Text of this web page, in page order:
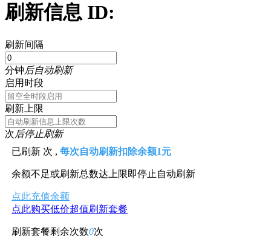
刷新信息 ID:
刷新间隔
分钟后自动刷新
启用时段
刷新上限
次后停止刷新
已刷新 次 ,每次自动刷新扣除余额1元
余额不足或刷新总数达上限即停止自动刷新
点此充值余额
点此购买低价超值刷新套餐
刷新套餐剩余次数0次